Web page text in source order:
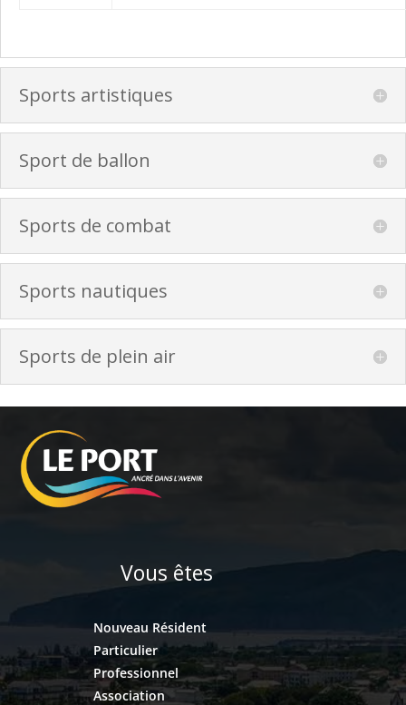
Sports artistiques
Sport de ballon
Sports de combat
Sports nautiques
Sports de plein air
Vous êtes
Nouveau Résident
Particulier
Professionnel
Association